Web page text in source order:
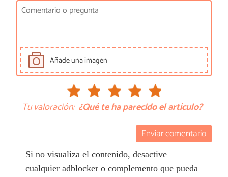
Añade una imagen
Tu valoración: ¿Qué te ha parecido el artículo?
Enviar comentario
Si no visualiza el contenido, desactive
cualquier adblocker o complemento que pueda